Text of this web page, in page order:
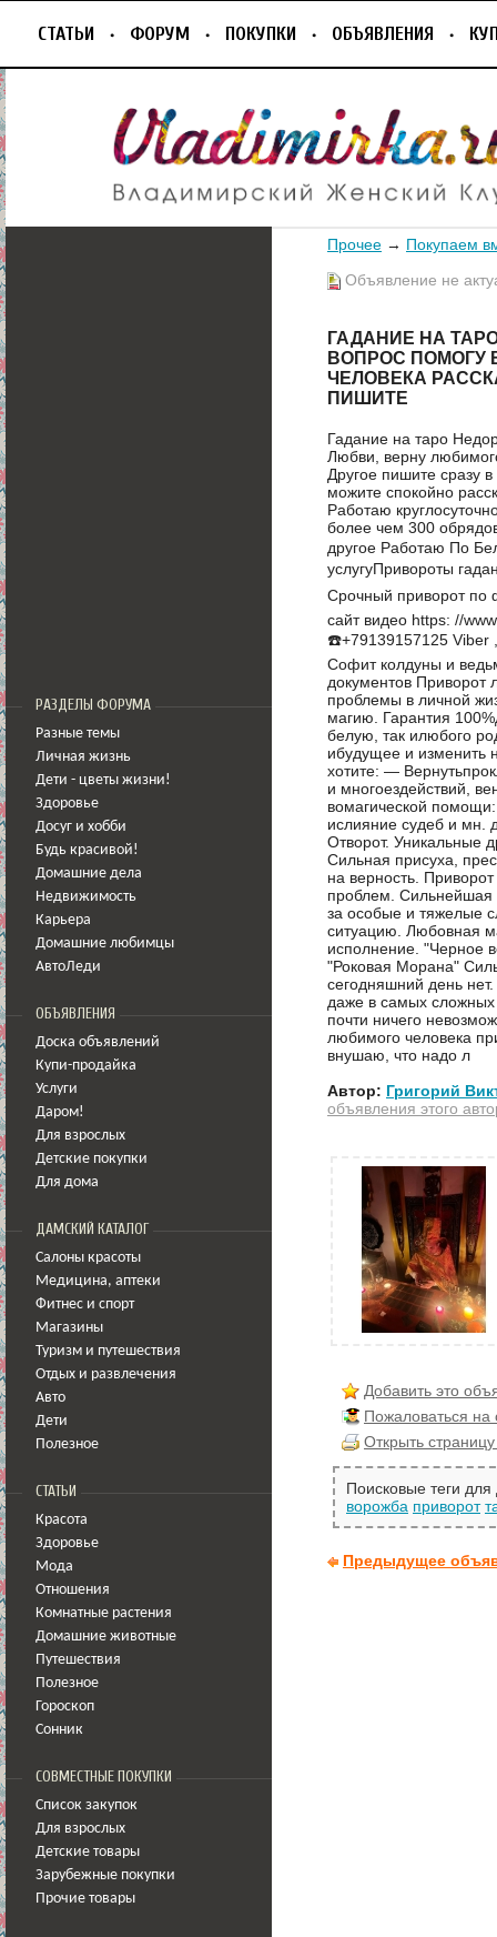
СТАТЬИ ФОРУМ ПОКУПКИ ОБЪЯВЛЕНИЯ
РАЗДЕЛЫ ФОРУМА
Разные темы
Личная жизнь
Дети - цветы жизни!
Здоровье
Досуг и хобби
Будь красивой!
Домашние дела
Недвижимость
Карьера
Домашние любимцы
АвтоЛеди
ОБЪЯВЛЕНИЯ
Доска объявлений
Купи-продайка
Услуги
Даром!
Для взрослых
Детские покупки
Для дома
ДАМСКИЙ КАТАЛОГ
Салоны красоты
Медицина, аптеки
Фитнес и спорт
Магазины
Туризм и путешествия
Отдых и развлечения
Авто
Дети
Полезное
СТАТЬИ
Красота
Здоровье
Мода
Отношения
Комнатные растения
Домашние животные
Путешествия
Полезное
Гороскоп
Сонник
СОВМЕСТНЫЕ ПОКУПКИ
Список закупок
Для взрослых
Детские товары
Зарубежные покупки
Прочие товары
Прочее → Покупаем
Объявление не
ГАДАНИЕ НА
ВОПРОС ПОМОГУ
ЧЕЛОВЕКА
ПИШИТЕ
Гадание на таро
Любви, верну
Другое пишите сразу
можите спокойно
Работаю
более чем 300
другое Работаю По
услугуПривороты
Срочный приворот по
сайт видео https: //
☎️+79139157125 Viber
Софит колдуны и
документов
проблемы в личной
магию. Гарантия
белую, так илюбого
ибудущее и изменить
хотите: —
и многоездействий,
вомагической помощи:
ислияние судеб и мн.
Отворот. Уникальные
Сильная присуха,
на верность.
проблем.
за особые и тяжелые
ситуацию. Любовная
исполнение. "Черное
"Роковая Морана"
сегодняшний день
даже в самых сложных
почти ничего
любимого человека
внушаю, что надо л
Автор: Григорий
объявления этого
Добавить это
Пожаловаться
Открыть
Поисковые теги
ворожба приворот
Предыдущее